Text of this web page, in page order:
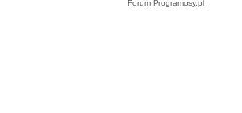
Forum Programosy.pl